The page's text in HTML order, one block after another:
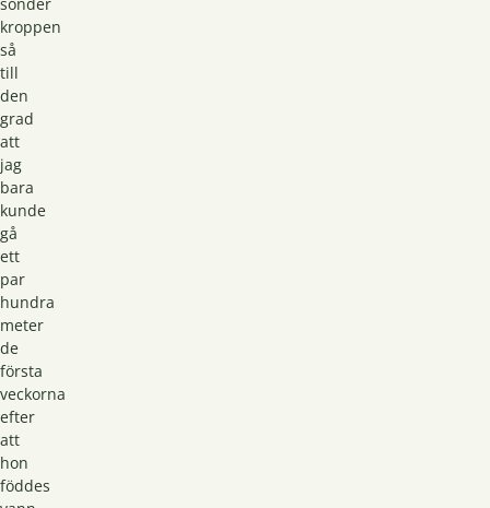
kroppen
så
till
den
grad
att
jag
bara
kunde
gå
ett
par
hundra
meter
de
första
veckorna
efter
att
hon
föddes